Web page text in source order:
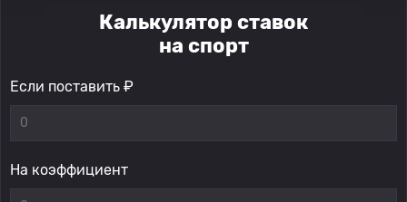
Калькулятор ставок
на спорт
Если поставить ₽
На коэффициент